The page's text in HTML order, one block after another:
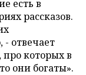
есть в
рассказов.
- отвечает
которых в
они богаты».